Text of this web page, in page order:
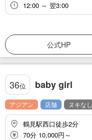
12:00 ～ 翌3:00
公式HP
36位 baby girl
アジアン 店舗 ヌキなし
鶴見駅西口徒歩2分
70分 10,000円～